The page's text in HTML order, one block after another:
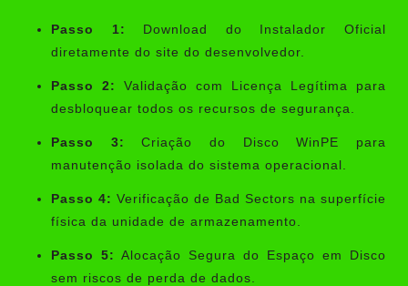
Passo 1:
Download do Instalador Oficial
diretamente do site do desenvolvedor.
Passo 2:
Validação com Licença Legítima para
desbloquear todos os recursos de segurança.
Passo 3:
Criação do Disco WinPE para
manutenção isolada do sistema operacional.
Passo 4: Verificação de Bad Sectors na superfície
física da unidade de armazenamento.
Passo 5: Alocação Segura do Espaço em Disco
sem riscos de perda de dados.